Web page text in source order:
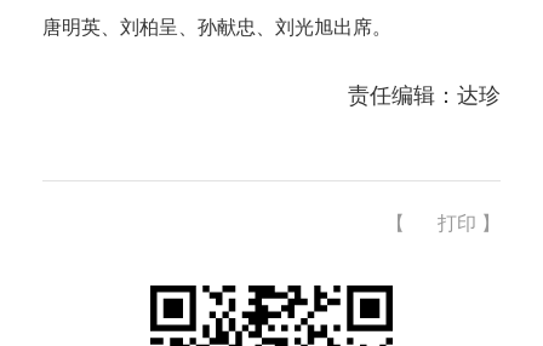
唐明英、刘柏呈、孙献忠、刘光旭出席。
责任编辑：达珍
【 打印 】